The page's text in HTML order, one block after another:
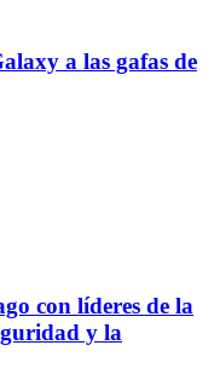
a las gafas de
con líderes de la
y la